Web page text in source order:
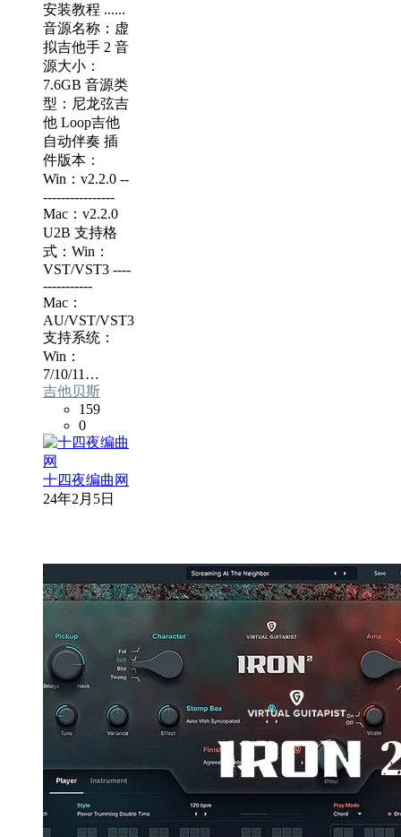
安装教程 ......
音源名称：虚
拟吉他手 2 音
源大小：
7.6GB 音源类
型：尼龙弦吉
他 Loop吉他
自动伴奏 插
件版本：
Win：v2.2.0 --
----------------
Mac：v2.2.0
U2B 支持格
式：Win：
VST/VST3 ----
-----------
Mac：
AU/VST/VST3
支持系统：
Win：
7/10/11…
吉他贝斯
159
0
十四夜编曲网
24年2月5日